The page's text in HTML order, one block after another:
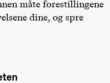
måte forestillingene
dine, og spre